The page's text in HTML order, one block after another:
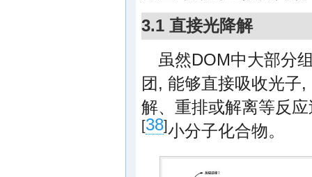
3.1 直接光降解
虽然DOM中大部分
团, 能够直接吸收光子
解、重排或解离等反
[38]小分子化合物。